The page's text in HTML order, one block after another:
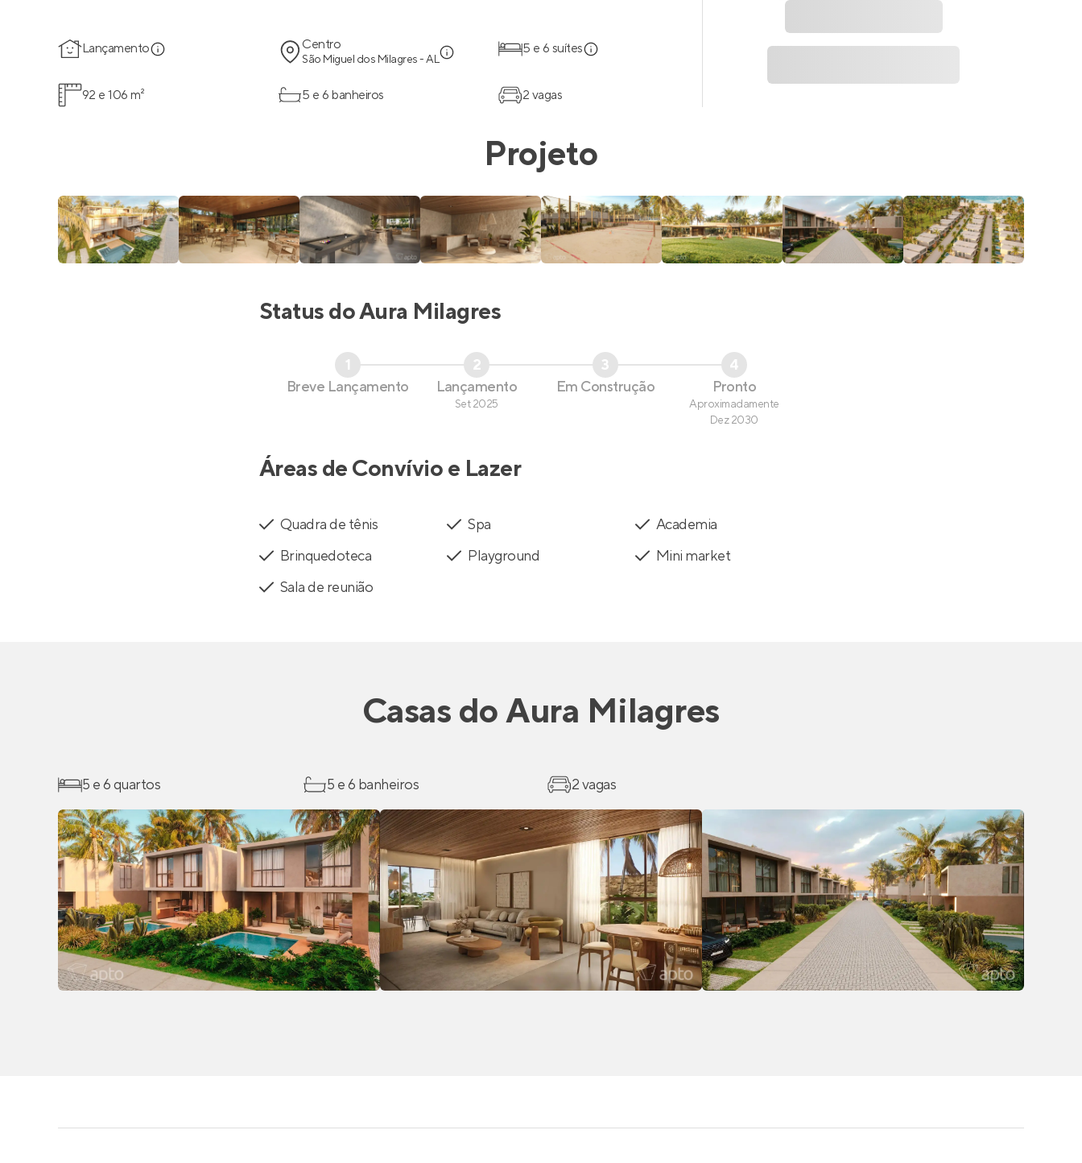
Lançamento Centro
São Miguel dos Milagres - AL
5 e 6 suítes
92 e 106 m² 5 e 6 banheiros 2 vagas
Projeto
Status doAura Milagres
1
Breve Lançamento
2
Lançamento
Set 2025
3
Em Construção
4
Pronto
Aproximadamente
Dez 2030
Áreas de Convívio e Lazer
Quadra de tênis Spa
Academia
Brinquedoteca
Playground
Mini market
Sala de reunião
Casas doAura Milagres
5 e 6 quartos 5 e 6 banheiros 2 vagas